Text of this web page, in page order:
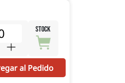
STOCK
al Pedido